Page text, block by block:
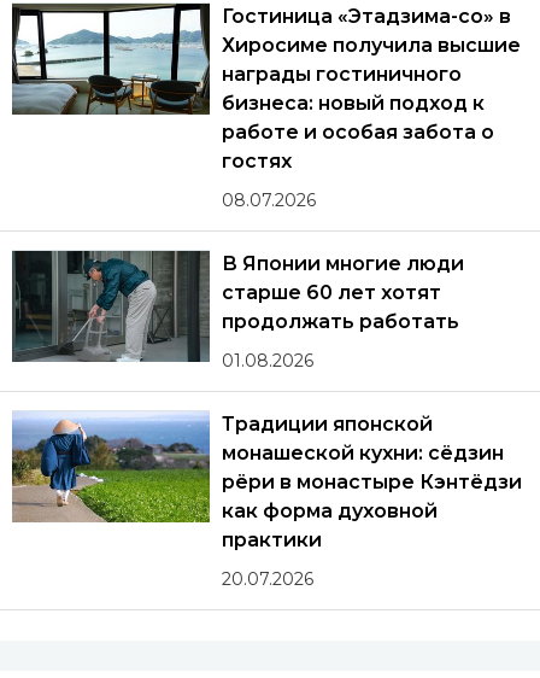
Гостиница «Этадзима-со» в
Хиросиме получила высшие
награды гостиничного
бизнеса: новый подход к
работе и особая забота о
гостях
08.07.2026
В Японии многие люди
старше 60 лет хотят
продолжать работать
01.08.2026
Традиции японской
монашеской кухни: сёдзин
рёри в монастыре Кэнтёдзи
как форма духовной
практики
20.07.2026